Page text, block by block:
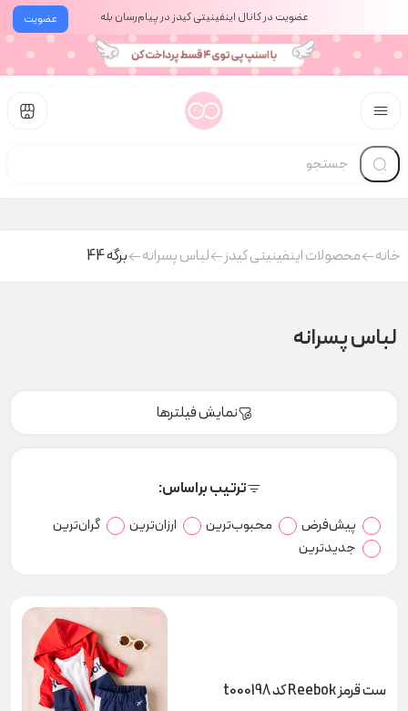
عضویت عضویت در کانال اینفینیتی کیدز در پیام‌رسان بله
خانه محصولات اینفینیتی کیدز لباس پسرانه برگه 44
لباس پسرانه
نمایش فیلترها
ترتیب براساس:
پیش‌فرض محبوب‌ترین ارزان‌ترین
گران‌ترین
جدیدترین
ست قرمز Reebok کد t000198